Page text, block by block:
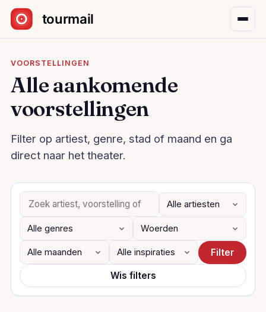
Sla navigatie over
VOORSTELLINGEN
Alle aankomende
voorstellingen
Filter op artiest, genre, stad of maand en ga
direct naar het theater.
Filter
Wis filters